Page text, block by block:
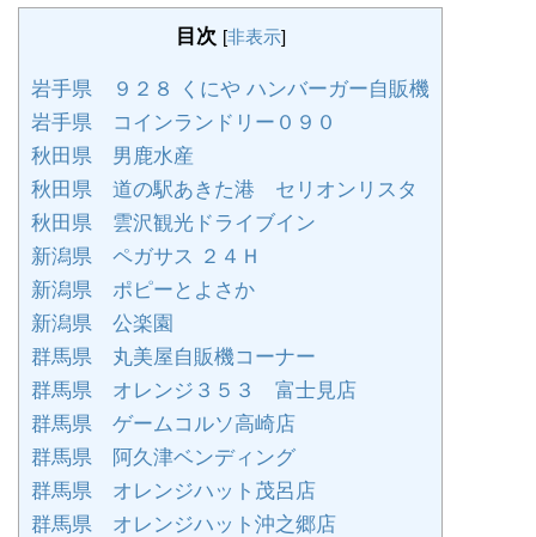
目次 [非表示]
岩手県 ９２８ くにや ハンバーガー自販機
岩手県 コインランドリー０９０
秋田県 男鹿水産
秋田県 道の駅あきた港 セリオンリスタ
秋田県 雲沢観光ドライブイン
新潟県 ペガサス ２４Ｈ
新潟県 ポピーとよさか
新潟県 公楽園
群馬県 丸美屋自販機コーナー
群馬県 オレンジ３５３ 富士見店
群馬県 ゲームコルソ高崎店
群馬県 阿久津ベンディング
群馬県 オレンジハット茂呂店
群馬県 オレンジハット沖之郷店